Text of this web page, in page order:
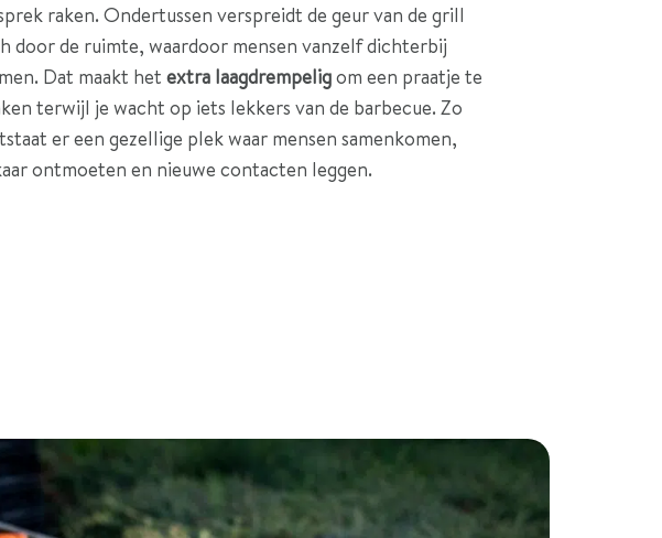
raken. Ondertussen verspreidt de geur van de grill
door de ruimte, waardoor mensen vanzelf dichterbij
Dat maakt het extra laagdrempeligom een praatje te
terwijl je wacht op iets lekkers van de barbecue. Zo
er een gezellige plek waar mensen samenkomen,
ontmoeten en nieuwe contacten leggen.